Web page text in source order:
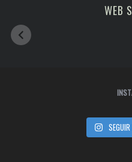
WEB
Melhoras atrações
de Paris